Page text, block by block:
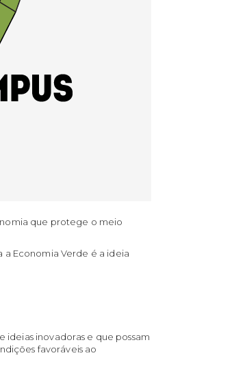
que protege o meio
a Economia Verde é a ideia
inovadoras e que possam
favoráveis ao